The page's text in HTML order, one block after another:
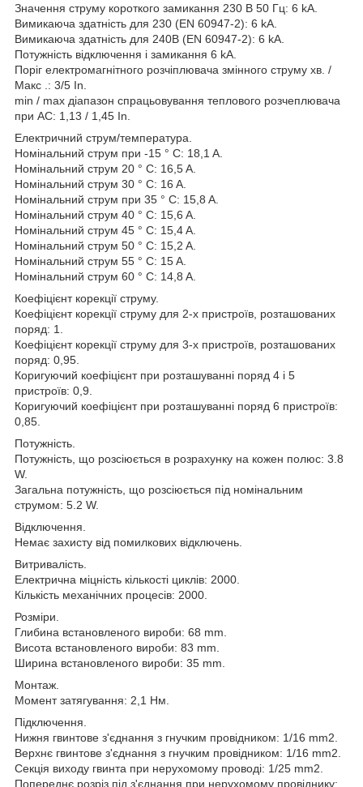
Значення струму короткого замикання 230 В 50 Гц: 6 kA.
Вимикаюча здатність для 230 (EN 60947-2): 6 kA.
Вимикаюча здатність для 240В (EN 60947-2): 6 kA.
Потужність відключення і замикання 6 kA.
Поріг електромагнітного розчіплювача змінного струму хв. /
Макс .: 3/5 In.
min / max діапазон спрацьовування теплового розчеплювача
при АС: 1,13 / 1,45 In.
Електричний струм/температура.
Номінальний струм при -15 ° C: 18,1 A.
Номінальний струм 20 ° C: 16,5 A.
Номінальний струм 30 ° C: 16 A.
Номінальний струм при 35 ° C: 15,8 A.
Номінальний струм 40 ° C: 15,6 A.
Номінальний струм 45 ° C: 15,4 A.
Номінальний струм 50 ° C: 15,2 A.
Номінальний струм 55 ° C: 15 A.
Номінальний струм 60 ° C: 14,8 A.
Коефіцієнт корекції струму.
Коефіцієнт корекції струму для 2-х пристроїв, розташованих
поряд: 1.
Коефіцієнт корекції струму для 3-х пристроїв, розташованих
поряд: 0,95.
Коригуючий коефіцієнт при розташуванні поряд 4 і 5
пристроїв: 0,9.
Коригуючий коефіцієнт при розташуванні поряд 6 пристроїв:
0,85.
Потужність.
Потужність, що розсіюється в розрахунку на кожен полюс: 3.8
W.
Загальна потужність, що розсіюється під номінальним
струмом: 5.2 W.
Відключення.
Немає захисту від помилкових відключень.
Витривалість.
Електрична міцність кількості циклів: 2000.
Кількість механічних процесів: 2000.
Розміри.
Глибина встановленого вироби: 68 mm.
Висота встановленого вироби: 83 mm.
Ширина встановленого вироби: 35 mm.
Монтаж.
Момент затягування: 2,1 Нм.
Підключення.
Нижня гвинтове з'єднання з гнучким провідником: 1/16 mm2.
Верхнє гвинтове з'єднання з гнучким провідником: 1/16 mm2.
Секція виходу гвинта при нерухомому проводі: 1/25 mm2.
Попереднє розріз під з'єднання при нерухомому провіднику: